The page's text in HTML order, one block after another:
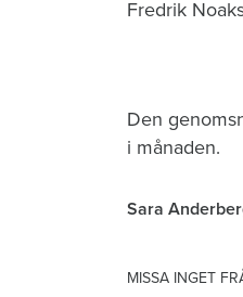
Fredrik
Den
i månaden.
Sara
MISSA INGET